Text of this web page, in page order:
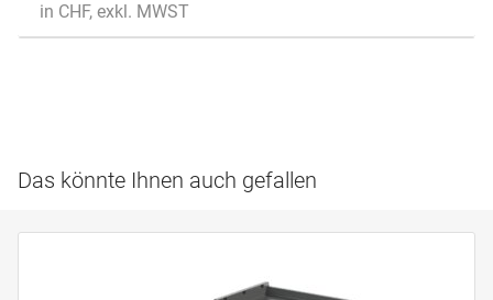
in CHF, exkl. MWST
Das könnte Ihnen auch gefallen